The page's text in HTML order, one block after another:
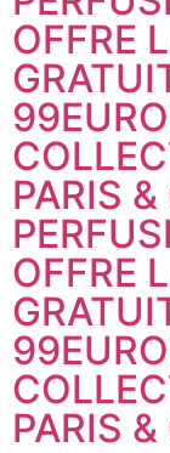
OFFRE
PARIS
OFFRE
PARIS